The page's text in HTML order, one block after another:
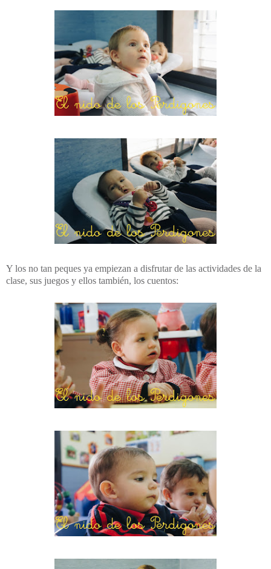
Y los no tan peques ya empiezan a disfrutar de las actividades de la
clase, sus juegos y ellos también, los cuentos: